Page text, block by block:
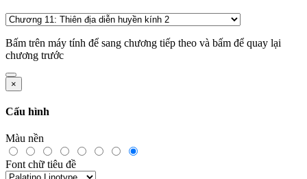
Bấm trên máy tính để sang chương tiếp theo và bấm để quay lại
chương trước
×
Cấu hình
Màu nền
Font chữ tiêu đề